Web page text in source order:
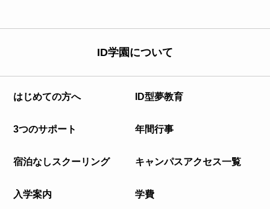
ID学園について
はじめての方へ ID型夢教育
3つのサポート 年間行事
宿泊なしスクーリング キャンパスアクセス一覧
入学案内 学費